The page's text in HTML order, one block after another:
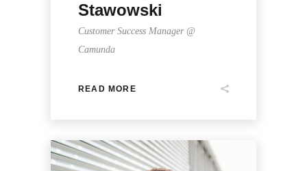
Stawowski
Customer Success Manager @
Camunda
READ MORE